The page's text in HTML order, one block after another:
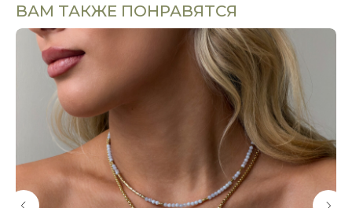
ВАМ ТАКЖЕ ПОНРАВЯТСЯ